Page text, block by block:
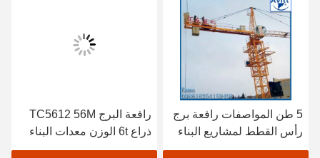
5 طن المواصفات رافعة برج
رأس القطط لمشاريع البناء
المدني
رافعة البرج TC5612 56M
ذراع 6t الوزن معدات البناء